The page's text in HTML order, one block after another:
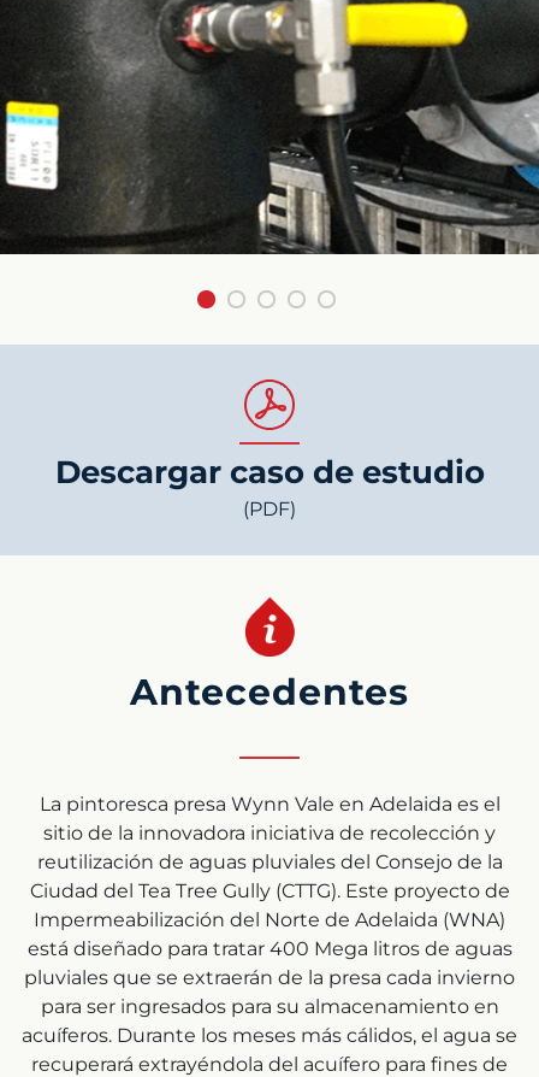
Descargar caso de estudio
(PDF)
Antecedentes
La pintoresca presa Wynn Vale en Adelaida es el
sitio de la innovadora iniciativa de recolección y
reutilización de aguas pluviales del Consejo de la
Ciudad del Tea Tree Gully (CTTG). Este proyecto de
Impermeabilización del Norte de Adelaida (WNA)
está diseñado para tratar 400 Mega litros de aguas
pluviales que se extraerán de la presa cada invierno
para ser ingresados para su almacenamiento en
acuíferos. Durante los meses más cálidos, el agua se
recuperará extrayéndola del acuífero para fines de